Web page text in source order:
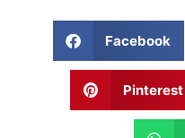
Facebook
Pinterest